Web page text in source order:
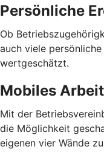
Persönliche
Ob
auch viele
wertgeschätzt.
Mobiles
Mit der
die Möglichkeit
eigenen vier Wände